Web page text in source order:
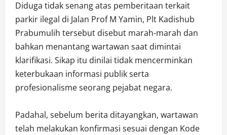
Diduga tidak senang atas pemberitaan terkait
parkir ilegal di Jalan Prof M Yamin, Plt Kadishub
Prabumulih tersebut disebut marah-marah dan
bahkan menantang wartawan saat dimintai
klarifikasi. Sikap itu dinilai tidak mencerminkan
keterbukaan informasi publik serta
profesionalisme seorang pejabat negara.
Padahal, sebelum berita ditayangkan, wartawan
telah melakukan konfirmasi sesuai dengan Kode